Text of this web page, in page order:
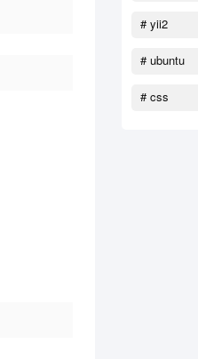
# yii2
# ubuntu
# css